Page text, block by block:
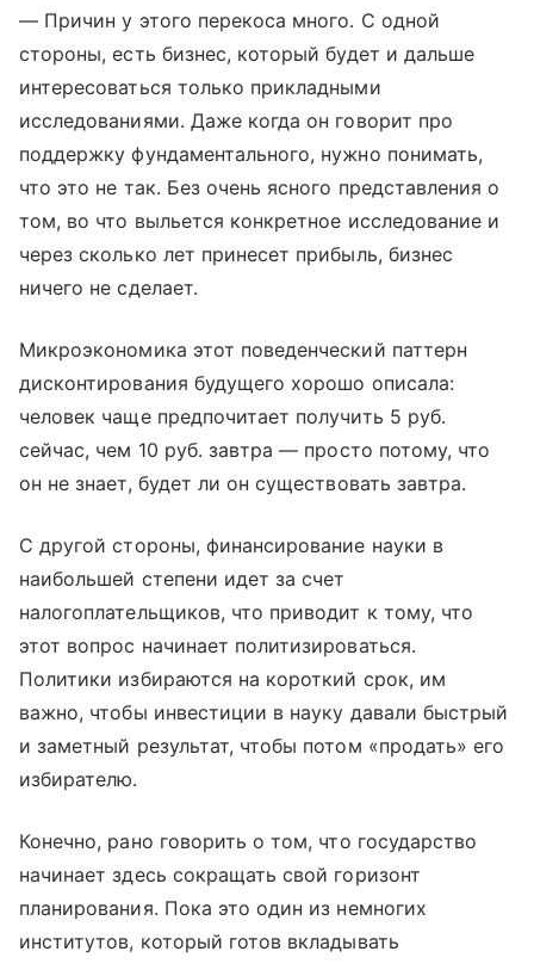
— Причин у этого перекоса много. С одной
стороны, есть бизнес, который будет и дальше
интересоваться только прикладными
исследованиями. Даже когда он говорит про
поддержку фундаментального, нужно понимать,
что это не так. Без очень ясного представления о
том, во что выльется конкретное исследование и
через сколько лет принесет прибыль, бизнес
ничего не сделает.
Микроэкономика этот поведенческий паттерн
дисконтирования будущего хорошо описала:
человек чаще предпочитает получить 5 руб.
сейчас, чем 10 руб. завтра — просто потому, что
он не знает, будет ли он существовать завтра.
С другой стороны, финансирование науки в
наибольшей степени идет за счет
налогоплательщиков, что приводит к тому, что
этот вопрос начинает политизироваться.
Политики избираются на короткий срок, им
важно, чтобы инвестиции в науку давали быстрый
и заметный результат, чтобы потом «продать» его
избирателю.
Конечно, рано говорить о том, что государство
начинает здесь сокращать свой горизонт
планирования. Пока это один из немногих
институтов, который готов вкладывать